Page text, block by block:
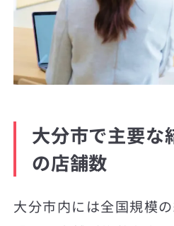
大分市で主要な
の店舗数
大分市内には全国規模